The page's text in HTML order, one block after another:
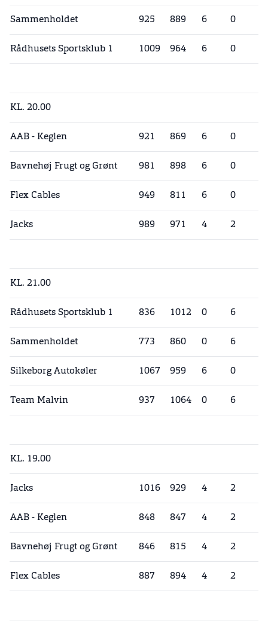
Sammenholdet 925 889 6 0
Rådhusets Sportsklub 1 1009 964 6 0
KL. 20.00
AAB - Keglen 921 869 6 0
Bavnehøj Frugt og Grønt 981 898 6 0
Flex Cables 949 811 6 0
Jacks 989 971 4 2
KL. 21.00
Rådhusets Sportsklub 1 836 1012 0 6
Sammenholdet 773 860 0 6
Silkeborg Autokøler 1067 959 6 0
Team Malvin 937 1064 0 6
KL. 19.00
Jacks 1016 929 4 2
AAB - Keglen 848 847 4 2
Bavnehøj Frugt og Grønt 846 815 4 2
Flex Cables 887 894 4 2